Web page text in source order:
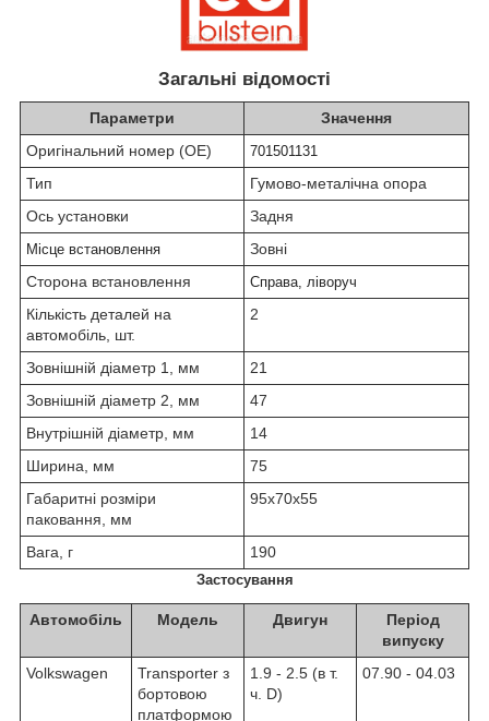
Загальні відомості
Параметри
Значення
Оригінальний номер (OE)
701501131
Тип
Гумово-металічна опора
Ось установки
Задня
Місце встановлення
Зовні
Сторона встановлення
Справа, ліворуч
Кількість деталей на
автомобіль, шт.
2
Зовнішній діаметр 1, мм
21
Зовнішній діаметр 2, мм
47
Внутрішній діаметр, мм
14
Ширина, мм
75
Габаритні розміри
паковання, мм
95х70х55
Вага, г 190
Застосування
Автомобіль Модель Двигун
Період
випуску
Volkswagen
Transporter з
бортовою
платформою
1.9 - 2.5 (в т.
ч. D)
07.90 - 04.03